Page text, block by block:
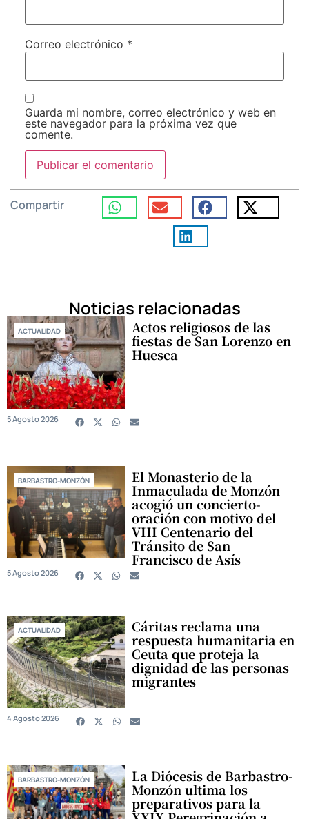
Correo electrónico *
Guarda mi nombre, correo electrónico y web en
este navegador para la próxima vez que
comente.
Compartir
Noticias relacionadas
ACTUALIDAD Actos religiosos de las
fiestas de San Lorenzo en
Huesca
5 Agosto 2026
BARBASTRO-MONZÓN El Monasterio de la
Inmaculada de Monzón
acogió un concierto-
oración con motivo del
VIII Centenario del
Tránsito de San
Francisco de Asís
5 Agosto 2026
ACTUALIDAD Cáritas reclama una
respuesta humanitaria en
Ceuta que proteja la
dignidad de las personas
migrantes
4 Agosto 2026
BARBASTRO-MONZÓN La Diócesis de Barbastro-
Monzón ultima los
preparativos para la